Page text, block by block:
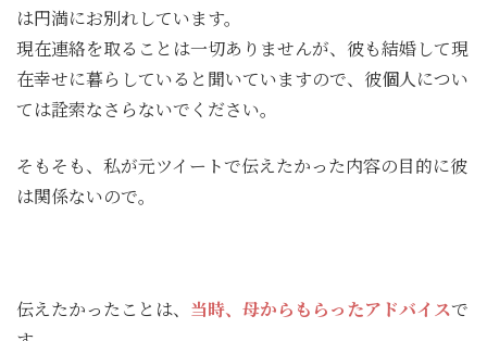
は円満にお別れしています。
現在連絡を取ることは一切ありませんが、彼も結婚して現
在幸せに暮らしていると聞いていますので、彼個人につい
ては詮索なさらないでください。
そもそも、私が元ツイートで伝えたかった内容の目的に彼
は関係ないので。
伝えたかったことは、 当時、母からもらったアドバイスで